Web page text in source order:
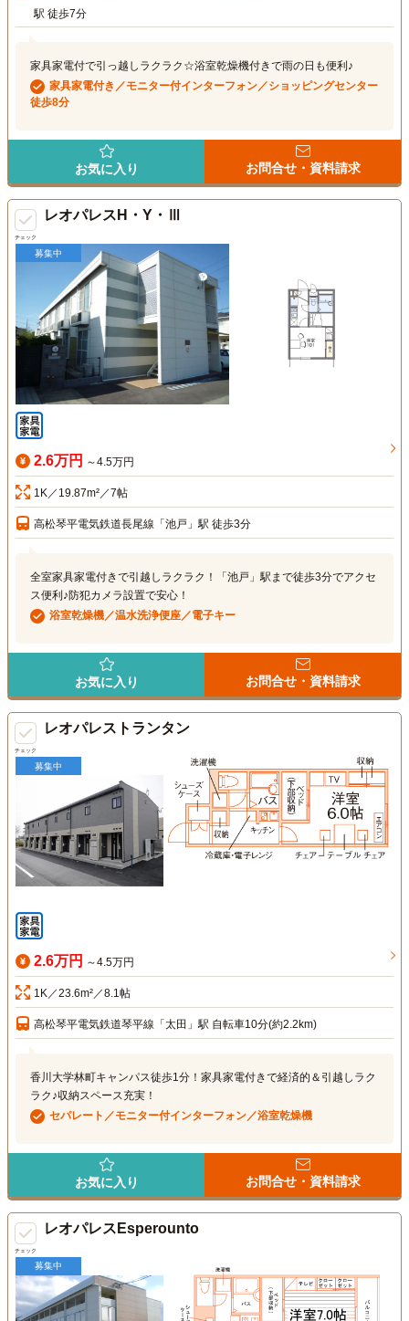
駅 徒歩7分
家具家電付で引っ越しラクラク☆浴室乾燥機付きで雨の日も便利♪
家具家電付き／モニター付インターフォン／ショッピングセンター
徒歩8分
お気に入り お問合せ・資料請求
チェック
レオパレスH・Y・Ⅲ
募集中
2.6万円 ～4.5万円
1K／19.87m²／7帖
高松琴平電気鉄道長尾線「池戸」駅 徒歩3分
全室家具家電付きで引越しラクラク！「池戸」駅まで徒歩3分でアクセ
ス便利♪防犯カメラ設置で安心！
浴室乾燥機／温水洗浄便座／電子キー
お気に入り お問合せ・資料請求
チェック
レオパレストランタン
募集中
2.6万円 ～4.5万円
1K／23.6m²／8.1帖
高松琴平電気鉄道琴平線「太田」駅 自転車10分(約2.2km)
香川大学林町キャンパス徒歩1分！家具家電付きで経済的＆引越しラク
ラク♪収納スペース充実！
セパレート／モニター付インターフォン／浴室乾燥機
お気に入り お問合せ・資料請求
チェック
レオパレスEsperounto
募集中